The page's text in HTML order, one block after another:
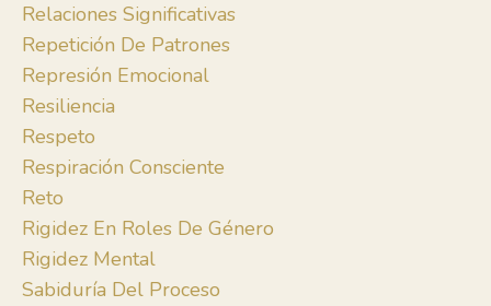
Relaciones Significativas
Repetición De Patrones
Represión Emocional
Resiliencia
Respeto
Respiración Consciente
Reto
Rigidez En Roles De Género
Rigidez Mental
Sabiduría Del Proceso